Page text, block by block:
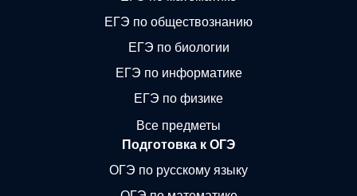
ЕГЭ по обществознанию
ЕГЭ по биологии
ЕГЭ по информатике
ЕГЭ по физике
Все предметы
Подготовка к ОГЭ
ОГЭ по русскому языку